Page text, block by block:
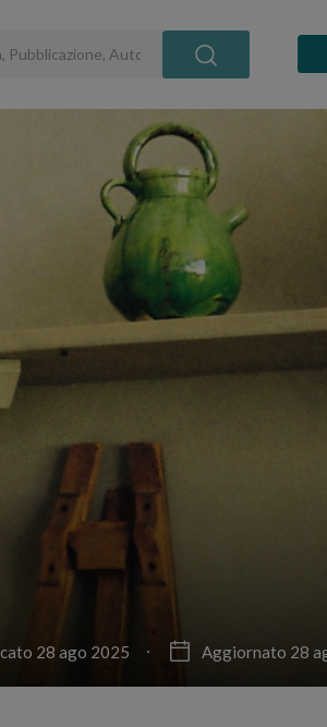
28 ago 2025 Aggiornato 28